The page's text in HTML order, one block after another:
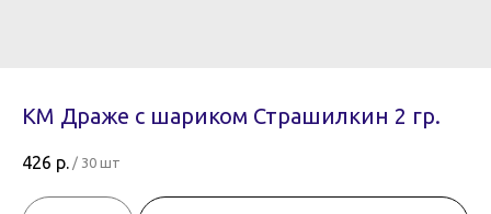
КМ Драже с шариком Страшилкин 2 гр.
426 р. / 30 шт